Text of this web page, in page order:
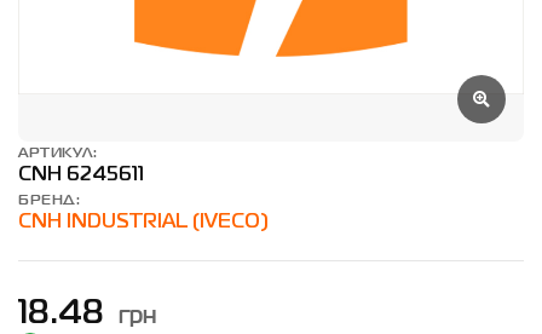
АРТИКУЛ:
CNH 6245611
БРЕНД:
CNH INDUSTRIAL (IVECO)
18.48 грн